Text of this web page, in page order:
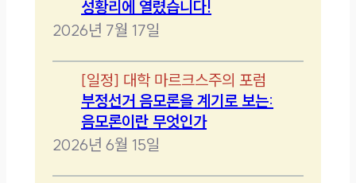
성황리에 열렸습니다!
2026년 7월 17일
[일정] 대학 마르크스주의 포럼
부정선거 음모론을 계기로 보는:
음모론이란 무엇인가
2026년 6월 15일